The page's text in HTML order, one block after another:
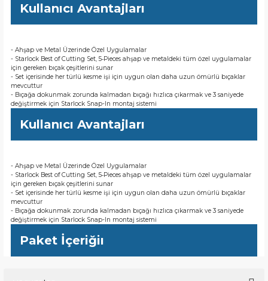
Kullanıcı Avantajları
- Ahşap ve Metal Üzerinde Özel Uygulamalar
- Starlock Best of Cutting Set, 5‐Pieces ahşap ve metaldeki tüm özel uygulamalar
için gereken bıçak çeşitlerini sunar
- Set içerisinde her türlü kesme işi için uygun olan daha uzun ömürlü bıçaklar
mevcuttur
- Bıçağa dokunmak zorunda kalmadan bıçağı hızlıca çıkarmak ve 3 saniyede
değiştirmek için Starlock Snap-In montaj sistemi
Kullanıcı Avantajları
- Ahşap ve Metal Üzerinde Özel Uygulamalar
- Starlock Best of Cutting Set, 5‐Pieces ahşap ve metaldeki tüm özel uygulamalar
için gereken bıçak çeşitlerini sunar
- Set içerisinde her türlü kesme işi için uygun olan daha uzun ömürlü bıçaklar
mevcuttur
- Bıçağa dokunmak zorunda kalmadan bıçağı hızlıca çıkarmak ve 3 saniyede
değiştirmek için Starlock Snap-In montaj sistemi
Paket İçeriğiı